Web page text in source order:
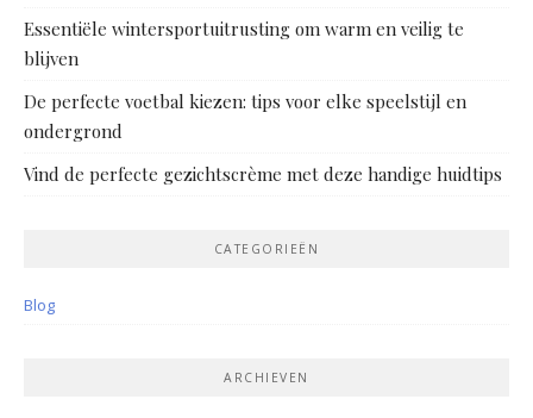
Essentiële wintersportuitrusting om warm en veilig te
blijven
De perfecte voetbal kiezen: tips voor elke speelstijl en
ondergrond
Vind de perfecte gezichtscrème met deze handige huidtips
CATEGORIEËN
Blog
ARCHIEVEN